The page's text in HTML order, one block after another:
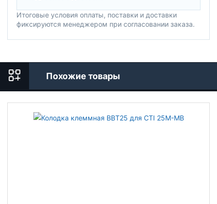
Итоговые условия оплаты, поставки и доставки
фиксируются менеджером при согласовании заказа.
Похожие товары